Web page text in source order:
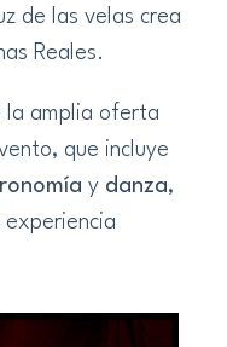
de las velas crea
Reales.
la amplia oferta
que incluye
y danza,